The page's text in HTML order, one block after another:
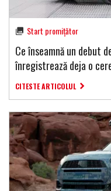
Start promițător
Ce înseamnă un debut
înregistrează deja o
CITESTE ARTICOLUL